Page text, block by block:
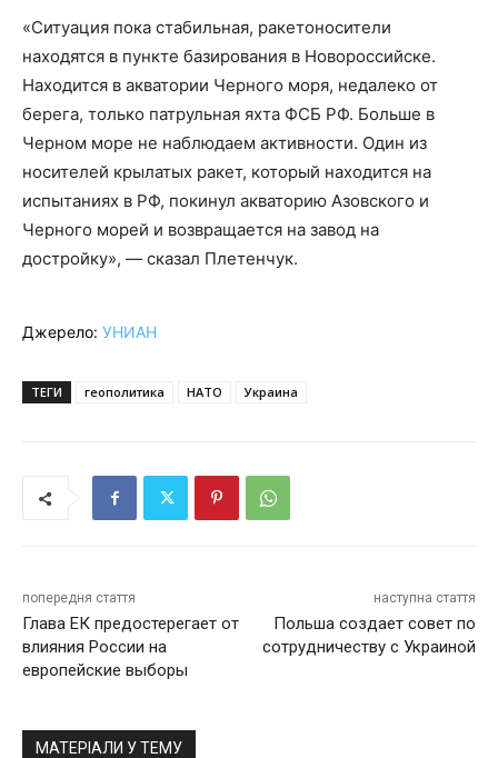
«Ситуация пока стабильная, ракетоносители
находятся в пункте базирования в Новороссийске.
Находится в акватории Черного моря, недалеко от
берега, только патрульная яхта ФСБ РФ. Больше в
Черном море не наблюдаем активности. Один из
носителей крылатых ракет, который находится на
испытаниях в РФ, покинул акваторию Азовского и
Черного морей и возвращается на завод на
достройку», — сказал Плетенчук.
Джерело: УНИАН
ТЕГИ геополитика НАТО Украина
попередня стаття
Глава ЕК предостерегает от
влияния России на
европейские выборы
наступна стаття
Польша создает совет по
сотрудничеству с Украиной
МАТЕРІАЛИ У ТЕМУ